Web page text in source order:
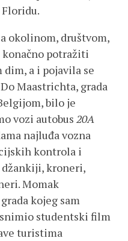
okolinom, društvom,
konačno potražiti
dim, a i pojavila se
Maastrichta, grada
bilo je
vozi autobus20A
najluđa vozna
kontrola i
džankiji, kroneri,
Momak
kojeg sam
snimio studentski film
turistima